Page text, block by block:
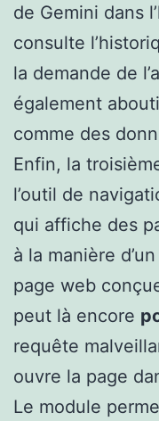
de Gemini dans
consulte
la demande de
également
comme des
Enfin, la
l’outil de
qui affiche des
à la manière
page web
peut là encore
requête
ouvre la page
Le module